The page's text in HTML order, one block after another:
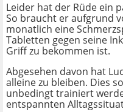
Leider hat der Rüde ein
So braucht er aufgrund
monatlich eine
Tabletten gegen seine
Griff zu bekommen ist.
Abgesehen davon hat
alleine zu bleiben. Dies
unbedingt trainiert
entspannten